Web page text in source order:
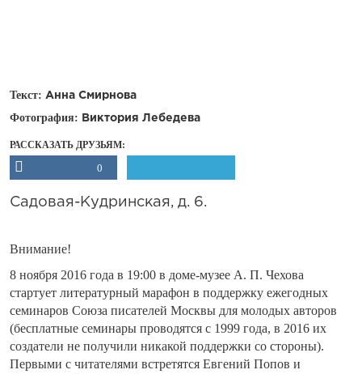
Текст: Анна Смирнова
Фотография: Виктория Лебедева
РАССКАЗАТЬ ДРУЗЬЯМ:
0
Садовая-Кудринская, д. 6.
Внимание!
8 ноября 2016 года в 19:00 в доме-музее А. П. Чехова
стартует литературный марафон в поддержку ежегодных
семинаров Союза писателей Москвы для молодых авторов
(бесплатные семинары проводятся с 1999 года, в 2016 их
создатели не получили никакой поддержки со стороны).
Первыми с читателями встретятся Евгений Попов и